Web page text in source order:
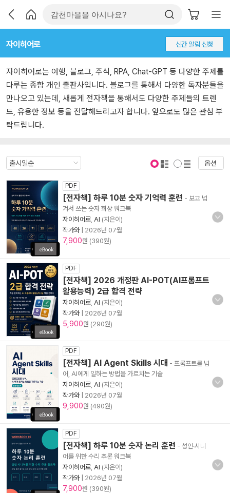
자이히어로 신간 알림 신청
자이히어로는 여행, 블로그, 주식, RPA, Chat-GPT 등 다양한 주제를
다루는 종합 개인 출판사입니다. 블로그를 통해서 다양한 독자분들을
만나오고 있는데, 새롭게 전자책을 통해서도 다양한 주제들의 트렌
드, 유용한 정보 등을 전달해드리고자 합니다. 앞으로도 많은 관심 부
탁드립니다.
옵션
PDF
[전자책] 하루 10분 숫자 기억력 훈련 - 보고 넘
겨서 쓰는 숫자 회상 워크북
자이히어로 AI (지은이)
작가와| 2026년 07월
7,900원 (390원)
PDF
[전자책] 2026 개정판 AI-POT(AI프롬프트
활용능력) 2급 합격 전략
자이히어로 AI (지은이)
작가와| 2026년 07월
5,900원 (290원)
PDF
[전자책] AI Agent Skills 시대 - 프롬프트를 넘
어, AI에게 일하는 방법을 가르치는 기술
자이히어로 AI (지은이)
작가와| 2026년 07월
9,900원 (490원)
PDF
[전자책] 하루 10분 숫자 논리 훈련 - 성인·시니
어를 위한 수리 추론 워크북
자이히어로 AI (지은이)
작가와| 2026년 07월
7,900원 (390원)